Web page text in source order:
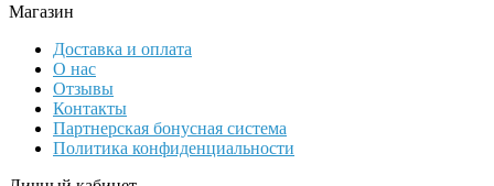
Магазин
Доставка и оплата
О нас
Отзывы
Контакты
Партнерская бонусная система
Политика конфиденциальности